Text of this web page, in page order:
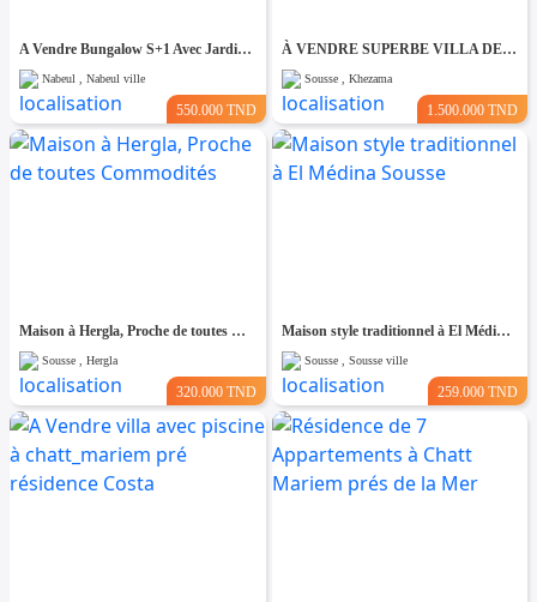
A Vendre Bungalow S+1 Avec Jardin à Club Farah, Nabeul
Nabeul , Nabeul ville
550.000 TND
À VENDRE SUPERBE VILLA DE 760 m² À KHZEMA OUEST
Sousse , Khezama
1.500.000 TND
Maison à Hergla, Proche de toutes Commodités
Sousse , Hergla
320.000 TND
Maison style traditionnel à El Médina Sousse
Sousse , Sousse ville
259.000 TND